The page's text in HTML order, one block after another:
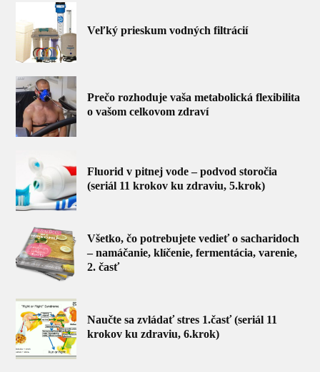
Veľký prieskum vodných filtrácií
Prečo rozhoduje vaša metabolická flexibilita
o vašom celkovom zdraví
Fluorid v pitnej vode – podvod storočia
(seriál 11 krokov ku zdraviu, 5.krok)
Všetko, čo potrebujete vedieť o sacharidoch
– namáčanie, klíčenie, fermentácia, varenie,
2. časť
Naučte sa zvládať stres 1.časť (seriál 11
krokov ku zdraviu, 6.krok)